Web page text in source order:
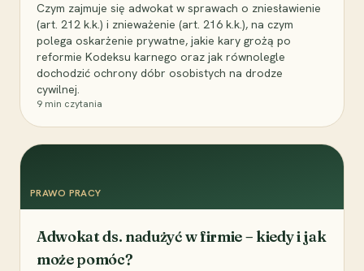
Czym zajmuje się adwokat w sprawach o zniesławienie
(art. 212 k.k.) i znieważenie (art. 216 k.k.), na czym
polega oskarżenie prywatne, jakie kary grożą po
reformie Kodeksu karnego oraz jak równolegle
dochodzić ochrony dóbr osobistych na drodze
cywilnej.
9 min czytania
PRAWO PRACY
Adwokat ds. nadużyć w firmie – kiedy i jak
może pomóc?